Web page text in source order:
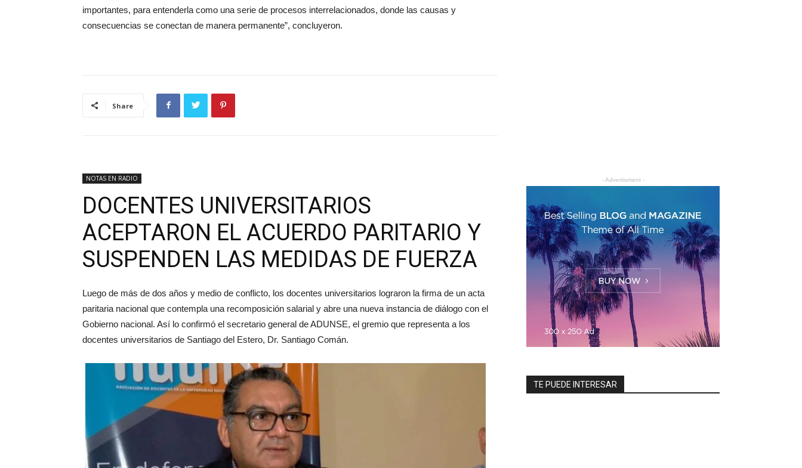
importantes, para entenderla como una serie de procesos interrelacionados, donde las causas y
consecuencias se conectan de manera permanente”, concluyeron.
Share